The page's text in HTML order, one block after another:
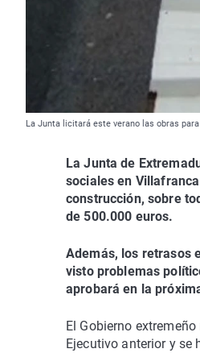
La Junta licitará este verano las obras
La Junta de
sociales en
construcción, sobre
de 500.000 euros.
Además, los retrasos
visto problemas
aprobará en la
El Gobierno
Ejecutivo anterior y se